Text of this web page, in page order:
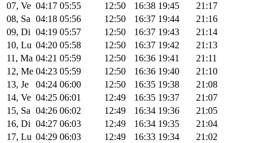
07, Ve 04:17 05:55 12:50 16:38 19:45
21:17
08, Sa 04:18 05:56 12:50 16:37 19:44
21:16
09, Di 04:19 05:57 12:50 16:37 19:43
21:14
10, Lu 04:20 05:58 12:50 16:37 19:42
21:13
11, Ma 04:21 05:59 12:50 16:36 19:41
21:11
12, Me 04:23 05:59 12:50 16:36 19:40
21:10
13, Je
04:24 06:00 12:50 16:35 19:38
21:08
14, Ve 04:25 06:01 12:49 16:35 19:37
21:07
15, Sa 04:26 06:02 12:49 16:34 19:36
21:05
16, Di 04:27 06:03 12:49 16:34 19:35
21:04
17, Lu 04:29 06:03 12:49 16:33 19:34
21:02